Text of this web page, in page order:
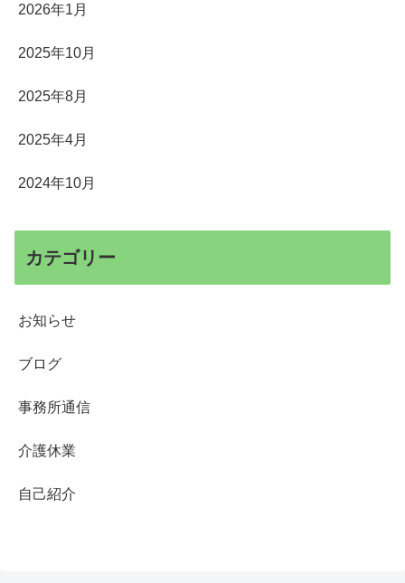
2026年1月
2025年10月
2025年8月
2025年4月
2024年10月
カテゴリー
お知らせ
ブログ
事務所通信
介護休業
自己紹介